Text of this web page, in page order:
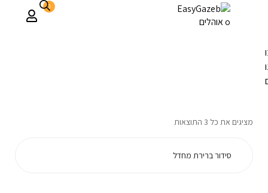
0
מציגים את כל ⁦3⁩ התוצאות